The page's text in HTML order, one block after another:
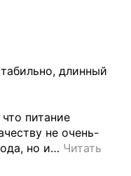
длинный
питание
не очень-
но и… Читать